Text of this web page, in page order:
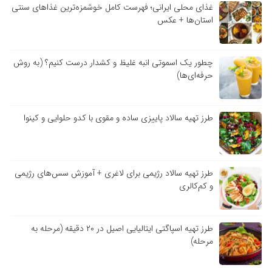
غذای محلی ایرانی؛ فهرست کامل خوشمزه‌ترین غذاهای سنتی
استان‌ها + عکس
چطور یک اسموتی انبه غلیظ و کشدار درست کنیم؟ (به روش
حرفه‌ای‌ها)
طرز تهیه سالاد پاییزی ساده و مقوی با کدو حلوایی و کینوا
طرز تهیه سالاد رژیمی برای لاغری + آموزش سس‌های رژیمی
و کم‌کالری
طرز تهیه اسپاگتی ایتالیایی اصیل در ۲۰ دقیقه (مرحله به
مرحله)